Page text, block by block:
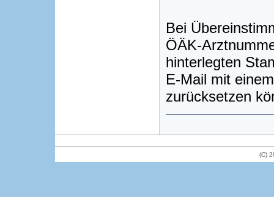
Bei
ÖÄK-
hinterlegten
E-Mail mit
zurücksetzen
(C)